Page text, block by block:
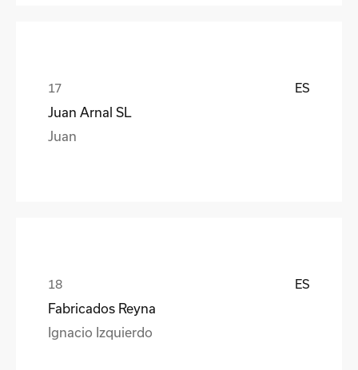
ES
Juan Arnal SL
Juan
ES
Fabricados Reyna
Ignacio Izquierdo